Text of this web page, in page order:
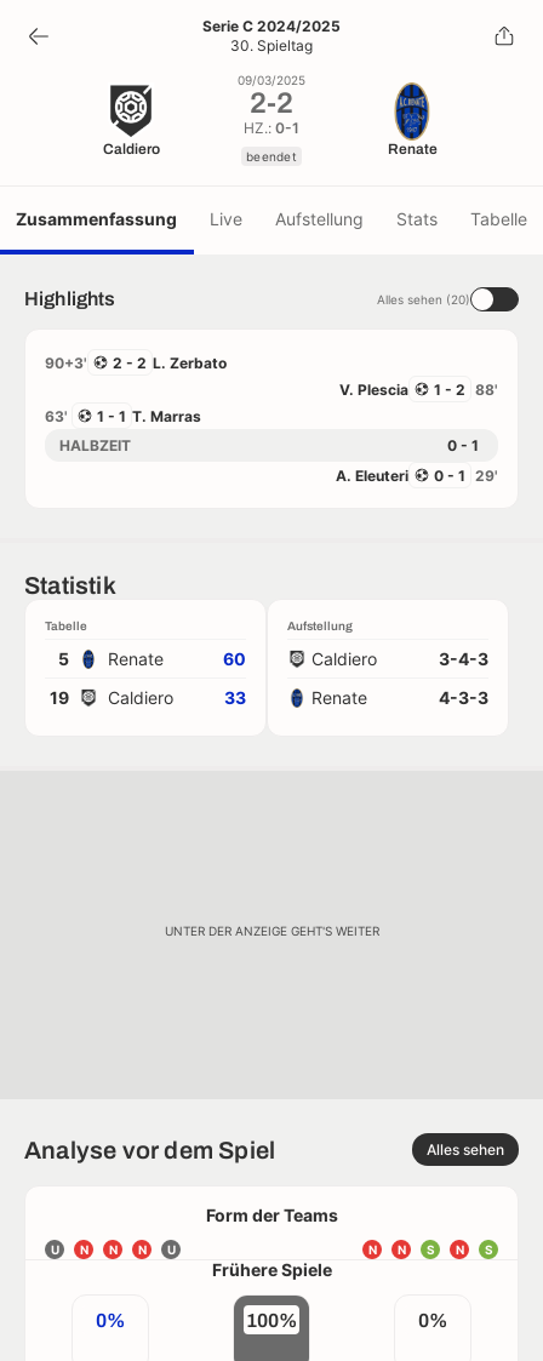
2-2
beendet
Serie C 2024/2025
30. Spieltag
Caldiero
09/03/2025
2-2
HZ.: 0-1
beendet Renate
Zusammenfassung Live Aufstellung Stats Tabelle
Highlights Alles sehen (20)
90+3' 2 - 2 L. Zerbato
88'
1 - 2
V. Plescia
63'
1 - 1 T. Marras
HALBZEIT
0 - 1
29'
0 - 1
A. Eleuteri
Statistik
Tabelle
5 Renate
60
19
Caldiero 33
Aufstellung
Caldiero
3-4-3
Renate
4-3-3
UNTER DER ANZEIGE GEHT'S WEITER
Analyse vor dem Spiel Alles sehen
Form der Teams
U N N N U S
N
S
N
N
Frühere Spiele
0% 100% 0%